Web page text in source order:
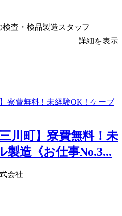
検査・検品製造スタッフ
詳細を表示
川町】寮費無料！未
製造《お仕事No.3...
会社